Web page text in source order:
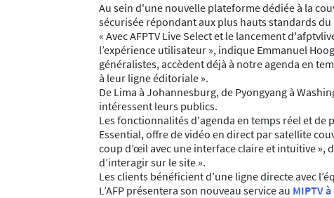
Au sein d'une nouvelle plateforme dédiée à la
sécurisée répondant aux plus hauts standards du
« Avec AFPTV Live Select et le lancement
l’expérience utilisateur », indique Emmanuel
généralistes, accèdent déjà à notre agenda en
à leur ligne éditoriale ».
De Lima à Johannesburg, de Pyongyang à
intéressent leurs publics.
Les fonctionnalités d'agenda en temps réel et de
Essential, offre de vidéo en direct par satellite
coup d’œil avec une interface claire et intuitive »,
d’interagir sur le site ».
Les clients bénéficient d’une ligne directe avec
L’AFP présentera son nouveau service au MIPTV